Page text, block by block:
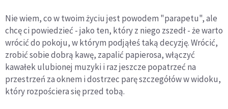
Nie wiem, co w twoim życiu jest powodem "para­petu", ale
chcę ci powiedzieć - jako ten, który z niego zszedł - że warto
wrócić do pokoju, w którym podjąłeś taką decyzję. Wrócić,
zrobić sobie dobrą kawę, zapalić papierosa, włączyć
kawałek ulubionej muzyki i raz jesz­cze popatrzeć na
przestrzeń za oknem i dostrzec parę szczegółów w widoku,
który rozpościera się przed tobą.